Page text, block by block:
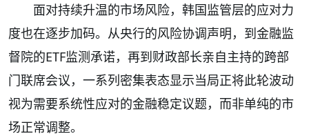
面对持续升温的市场风险，韩国监管层的应对力
度也在逐步加码。从央行的风险协调声明，到金融监
督院的ETF监测承诺，再到财政部长亲自主持的跨部
门联席会议，一系列密集表态显示当局正将此轮波动
视为需要系统性应对的金融稳定议题，而非单纯的市
场正常调整。